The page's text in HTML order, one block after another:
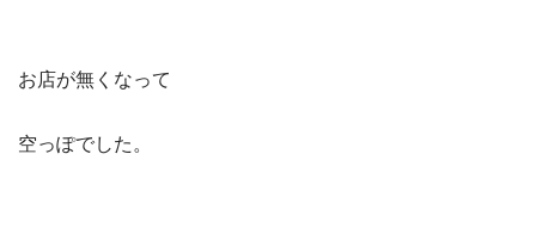
お店が無くなって
空っぽでした。